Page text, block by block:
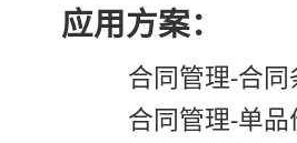
应用方案：
合同管理-合同
合同管理-单